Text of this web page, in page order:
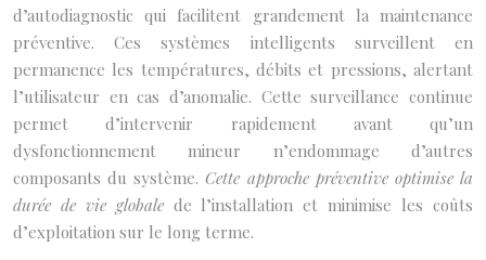
d’autodiagnostic qui facilitent grandement la maintenance
préventive. Ces systèmes intelligents surveillent en
permanence les températures, débits et pressions, alertant
l’utilisateur en cas d’anomalie. Cette surveillance continue
permet d’intervenir rapidement avant qu’un
dysfonctionnement mineur n’endommage d’autres
composants du système.Cette approche préventive optimise la
durée de vie globalede l’installation et minimise les coûts
d’exploitation sur le long terme.